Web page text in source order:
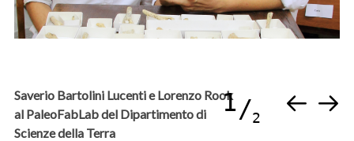
Saverio Bartolini Lucenti e Lorenzo Rook
al PaleoFabLab del Dipartimento di
Scienze della Terra
1
2